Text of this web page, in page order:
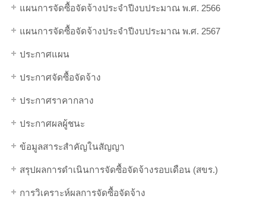
แผนการจัดซื้อจัดจ้างประจำปีงบประมาณ พ.ศ. 2566
แผนการจัดซื้อจัดจ้างประจำปีงบประมาณ พ.ศ. 2567
ประกาศแผน
ประกาศจัดซื้อจัดจ้าง
ประกาศราคากลาง
ประกาศผลผู้ชนะ
ข้อมูลสาระสำคัญในสัญญา
สรุปผลการดำเนินการจัดซื้อจัดจ้างรอบเดือน (สขร.)
การวิเคราะห์ผลการจัดซื้อจัดจ้าง